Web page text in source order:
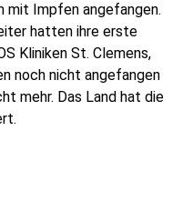
mit Impfen angefangen.
hatten ihre erste
Kliniken St. Clemens,
noch nicht angefangen
mehr. Das Land hat die